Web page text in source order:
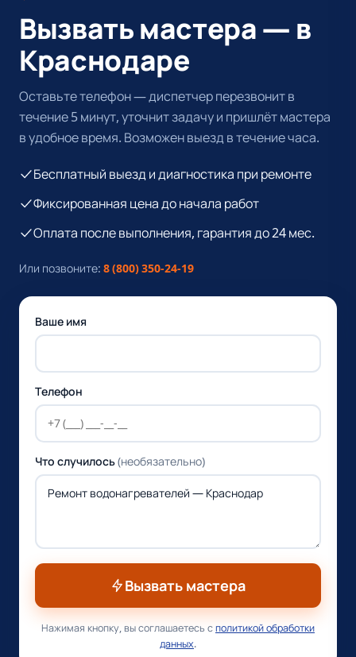
Вызвать мастера — в
Краснодаре
Оставьте телефон — диспетчер перезвонит в
течение 5 минут, уточнит задачу и пришлёт мастера
в удобное время. Возможен выезд в течение часа.
Бесплатный выезд и диагностика при ремонте
Фиксированная цена до начала работ
Оплата после выполнения, гарантия до 24 мес.
Или позвоните: 8 (800) 350-24-19
Ваше имя
Телефон
Что случилось(необязательно)
Вызвать мастера
Нажимая кнопку, вы соглашаетесь сполитикой обработки
данных.